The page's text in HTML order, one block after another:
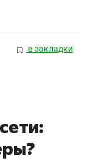
в закладки